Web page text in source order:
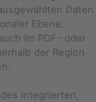
Daten
Ebene.
im PDF- oder
der Region
integrierten,